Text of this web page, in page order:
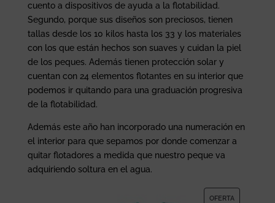
cuento a dispositivos de ayuda a la flotabilidad.
Segundo, porque sus diseños son preciosos, tienen
tallas desde los 10 kilos hasta los 33 y los materiales
con los que están hechos son suaves y cuidan la piel
de los peques. Además tienen protección solar y
cuentan con 24 elementos flotantes en su interior que
podemos ir quitando para una graduación progresiva
de la flotabilidad.
Además este año han incorporado una numeración en
el interior para que sepamos por donde comenzar a
quitar flotadores a medida que nuestro peque va
adquiriendo soltura en el agua.
OFERTAP